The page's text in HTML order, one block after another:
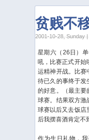
贫贱不
2001-10-28, Sunday
星期六（26日）
吼，比赛正式开始
运精神开战。比赛
待已久的事终于发
的好意。（最主要
球赛。结果双方
球赛以后又去饭店
后我摆喜酒肯定不